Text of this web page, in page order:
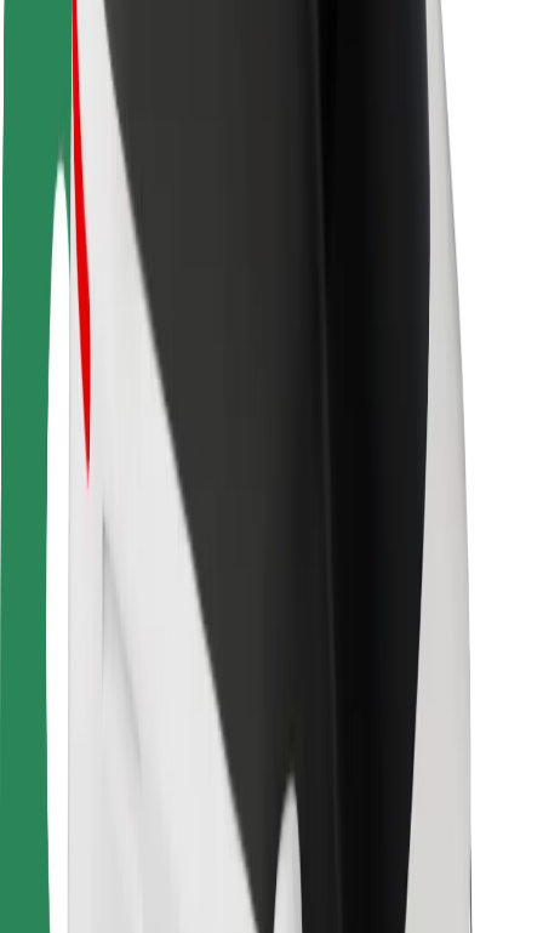
Keleivių saugumas
Vairuotojų saugumas
Paspirtukų saugumas
Saugumo laboratorija
Miestai
Vietovės
Sprendimai miestams
Oro uostai
„Bolt“ įkrovimo stotelės
Pagalba
Keleiviams
Vairuotojams
Kurjeriams
„Bolt Food“
Automobilių nuomos įmonių savininkams
„Bolt for Business“
Paslaugų teikėjai